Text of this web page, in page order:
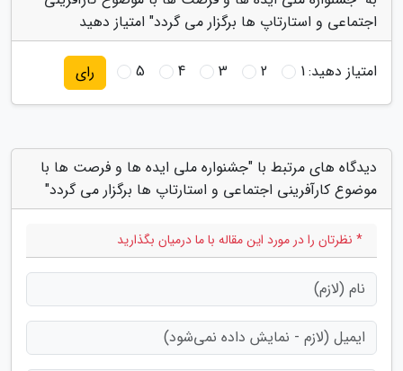
اجتماعی و استارتاپ ها برگزار می گردد" امتیاز دهید
امتیاز دهید:1
2
3
4
5 رای
دیدگاه های مرتبط با "جشنواره ملی ایده ها و فرصت ها با
موضوع کارآفرینی اجتماعی و استارتاپ ها برگزار می گردد"
* نظرتان را در مورد این مقاله با ما درمیان بگذارید